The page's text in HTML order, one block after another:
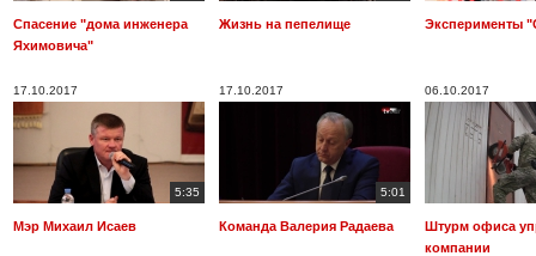
Спасение "дома инженера
Яхимовича"
Жизнь на пепелище Эксперименты
17.10.2017
5:35
Мэр Михаил Исаев
17.10.2017
5:01
Команда Валерия Радаева
06.10.2017
Штурм офиса
компании